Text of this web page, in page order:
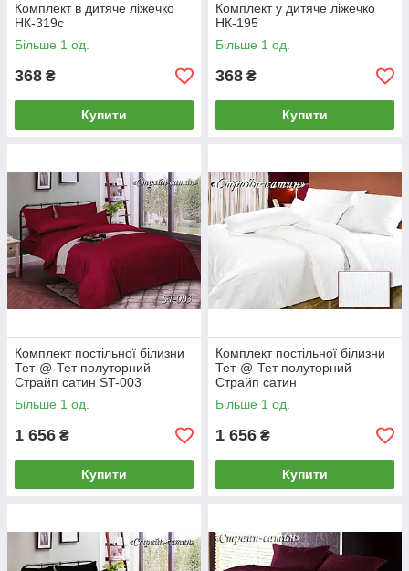
Комплект в дитяче ліжечко
НК-319c
Більше 1 од.
368 ₴
Купити
Комплект у дитяче ліжечко
НК-195
Більше 1 од.
368 ₴
Купити
Комплект постільної білизни
Тет-@-Тет полуторний
Страйп сатин ST-003
Більше 1 од.
1 656 ₴
Купити
Комплект постільної білизни
Тет-@-Тет полуторний
Страйп сатин
Більше 1 од.
1 656 ₴
Купити